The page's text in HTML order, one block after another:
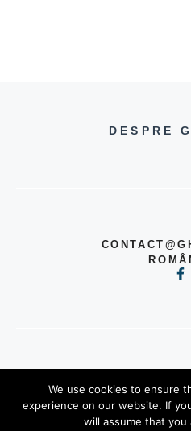
DESPRE
© 2026 TOATE
POLITICĂ DE
TERMENI ȘI
We use cookies to ensure
experience on our website. If
will assume that